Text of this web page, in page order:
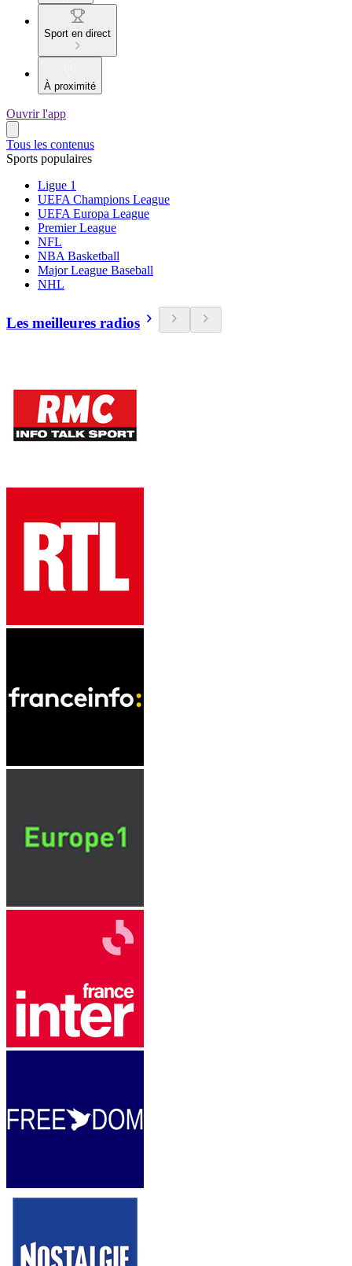
Sport en direct
À proximité
Ouvrir l'app
Tous les contenus
Sports populaires
Ligue 1
UEFA Champions League
UEFA Europa League
Premier League
NFL
NBA Basketball
Major League Baseball
NHL
Les meilleures radios